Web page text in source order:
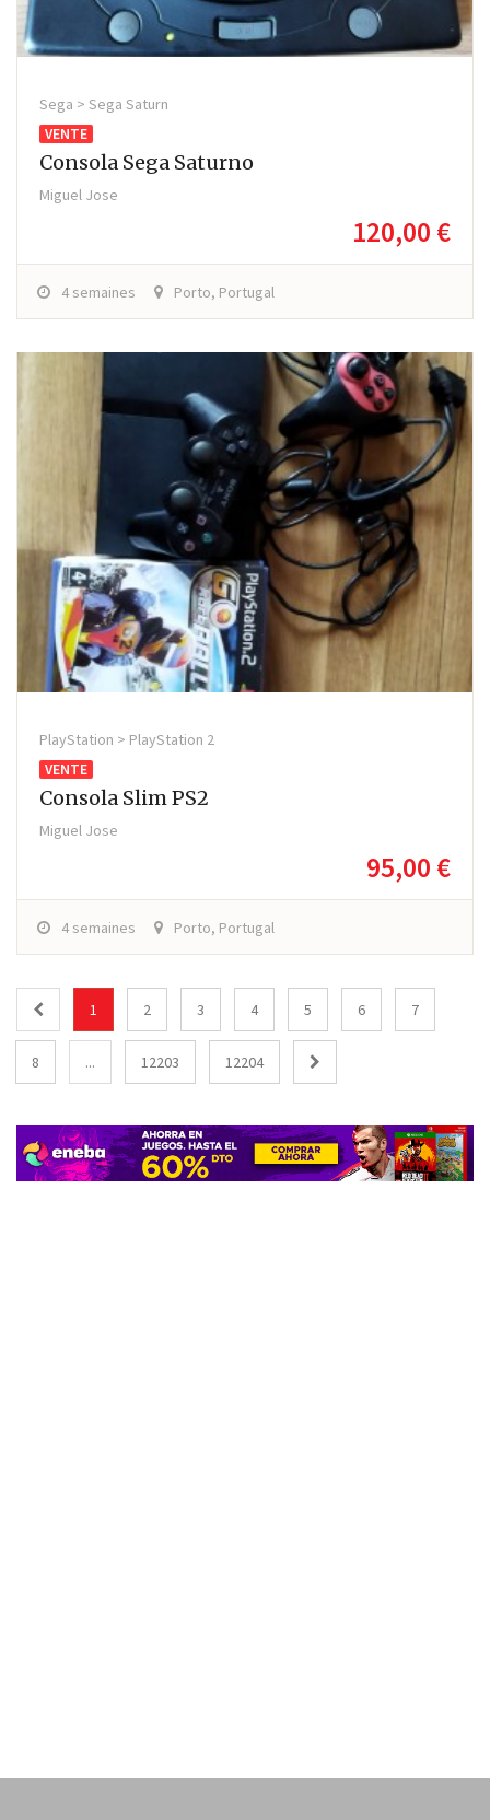
Sega > Sega Saturn
VENTE
Consola Sega Saturno
Miguel Jose
120,00 €
4 semaines Porto, Portugal
PlayStation > PlayStation 2
VENTE
Consola Slim PS2
Miguel Jose
95,00 €
4 semaines Porto, Portugal
1 2 3 4 5 6 7
8 ... 12203 12204